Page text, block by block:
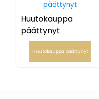
päättynyt
Huutokauppa
päättynyt
Huutokauppa päättynyt